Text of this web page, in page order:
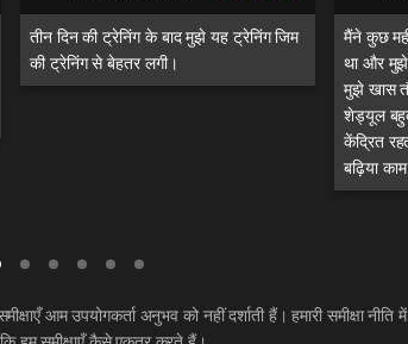
तीन दिन की ट्रेनिंग के बाद मुझे यह ट्रेनिंग जिम
की ट्रेनिंग से बेहतर लगी।
मैंने कुछ
था और मुझे
मुझे खास
शेड्यूल
केंद्रित
बढ़िया
आम उपयोगकर्ता अनुभव को नहीं दर्शाती हैं। हमारी समीक्षा नीति